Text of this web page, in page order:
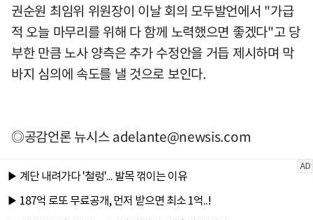
권순원 최임위 위원장이 이날 회의 모두발언에서 "가급
적 오늘 마무리를 위해 다 함께 노력했으면 좋겠다"고 당
부한 만큼 노사 양측은 추가 수정안을 거듭 제시하며 막
바지 심의에 속도를 낼 것으로 보인다.
◎공감언론 뉴시스adelante@newsis.com